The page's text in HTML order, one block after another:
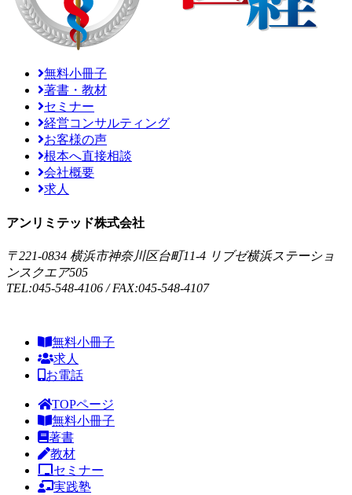
無料小冊子
著書・教材
セミナー
経営コンサルティング
お客様の声
根本へ直接相談
会社概要
求人
アンリミテッド株式会社
〒221-0834 横浜市神奈川区台町11-4 リブゼ横浜ステーショ
ンスクエア505
TEL:045-548-4106 / FAX:045-548-4107
無料小冊子
求人
お電話
TOPページ
無料小冊子
著書
教材
セミナー
実践塾